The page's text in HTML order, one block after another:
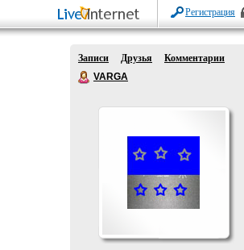
Регистрация
Записи Друзья
Комментарии
VARGA